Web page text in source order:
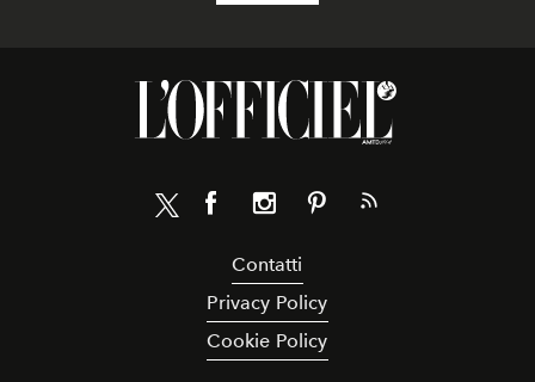
Contatti
Privacy Policy
Cookie Policy